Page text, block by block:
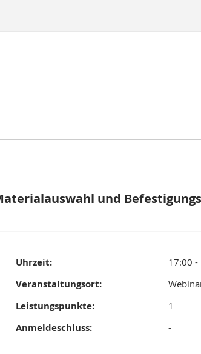
und
Uhrzeit:
Veranstaltungsort:
Leistungspunkte:
Anmeldeschluss:
17:00
1
-